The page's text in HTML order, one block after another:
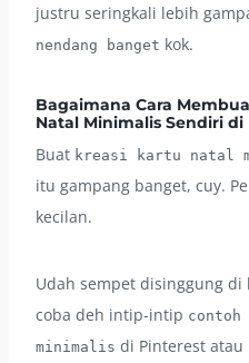
justru seringkali lebih
nendang banget kok.
Bagaimana Cara
Natal Minimalis Sendiri di
Buat kreasi kartu natal
itu gampang banget, cuy.
kecilan.
Udah sempet disinggung di
coba deh intip-intip
minimalis di Pinterest atau